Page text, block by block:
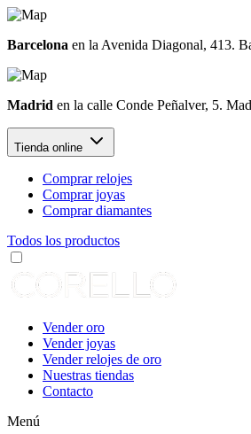
Barcelona en la Avenida Diagonal, 413.
Madrid en la calle Conde Peñalver, 5.
Tienda online
Comprar relojes
Comprar joyas
Comprar diamantes
Todos los productos
Vender oro
Vender joyas
Vender relojes de oro
Nuestras tiendas
Contacto
Menú